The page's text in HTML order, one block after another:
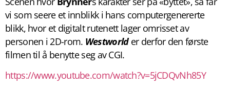
vi som seere et innblikk i hans computergenererte
blikk, hvor et digitalt rutenett lager omrisset av
personen i 2D-rom. Westworlder derfor den første
filmen til å benytte seg av CGI.
https://www.youtube.com/watch?v=5jCDQvNh85Y